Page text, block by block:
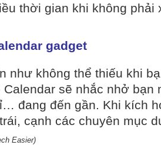
thời gian khi không phải
gadget
như không thể thiếu khi
Calendar sẽ nhắc nhở bạn
đang đến gần. Khi kích
cạnh các chuyên mục
Easier)